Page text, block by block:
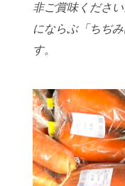
非ご賞味くださ
にならぶ「ちぢみ
す。